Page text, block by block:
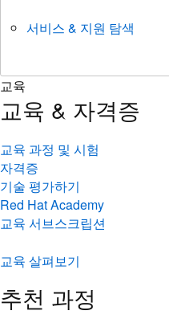
서비스 & 지원 탐색
교육
교육 & 자격증
교육 과정 및 시험
자격증
기술 평가하기
Red Hat Academy
교육 서브스크립션
교육 살펴보기
추천 과정